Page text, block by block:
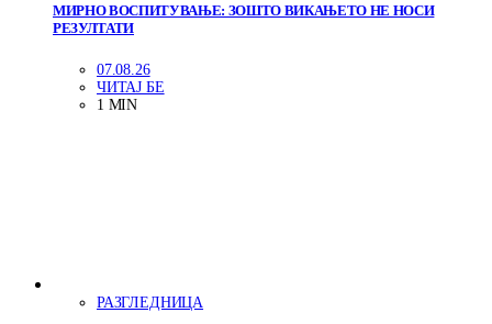
МИРНО ВОСПИТУВАЊЕ: ЗОШТО ВИКАЊЕТО НЕ НОСИ
РЕЗУЛТАТИ
07.08.26
ЧИТАЈ БЕ
1 MIN
РАЗГЛЕДНИЦА